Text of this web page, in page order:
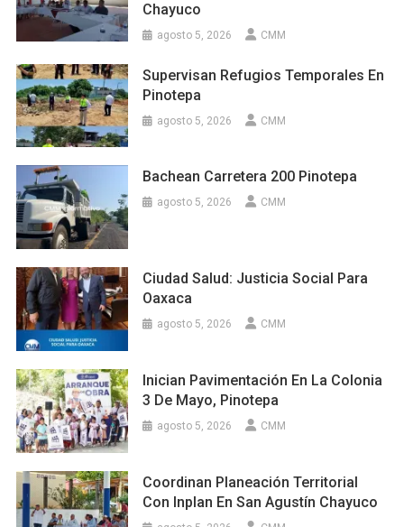
Chayuco
agosto 5, 2026 CMM
Supervisan Refugios Temporales En
Pinotepa
agosto 5, 2026 CMM
Bachean Carretera 200 Pinotepa
agosto 5, 2026 CMM
Ciudad Salud: Justicia Social Para
Oaxaca
agosto 5, 2026 CMM
Inician Pavimentación En La Colonia
3 De Mayo, Pinotepa
agosto 5, 2026 CMM
Coordinan Planeación Territorial
Con Inplan En San Agustín Chayuco